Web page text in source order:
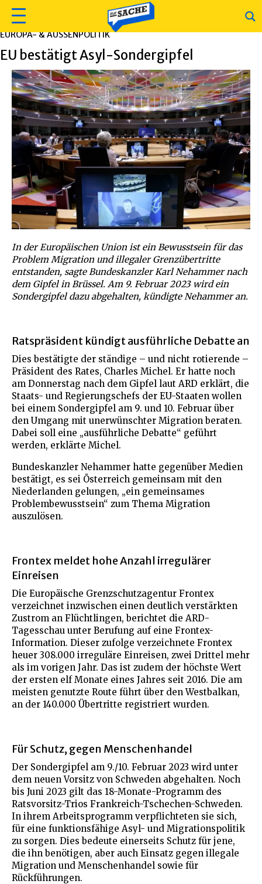
EUROPA- & AUSSENPOLITIK
EU bestätigt Asyl-Sondergipfel
In der Europäischen Union ist ein Bewusstsein für das
Problem Migration und illegaler Grenzübertritte
entstanden, sagte Bundeskanzler Karl Nehammer nach
dem Gipfel in Brüssel. Am 9. Februar 2023 wird ein
Sondergipfel dazu abgehalten, kündigte Nehammer an.
Ratspräsident kündigt ausführliche Debatte an
Dies bestätigte der ständige – und nicht rotierende –
Präsident des Rates, Charles Michel. Er hatte noch
am Donnerstag nach dem Gipfel laut ARD erklärt, die
Staats- und Regierungschefs der EU-Staaten wollen
bei einem Sondergipfel am 9. und 10. Februar über
den Umgang mit unerwünschter Migration beraten.
Dabei soll eine „ausführliche Debatte“ geführt
werden, erklärte Michel.
Bundeskanzler Nehammer hatte gegenüber Medien
bestätigt, es sei Österreich gemeinsam mit den
Niederlanden gelungen, „ein gemeinsames
Problembewusstsein“ zum Thema Migration
auszulösen.
Frontex meldet hohe Anzahl irregulärer
Einreisen
Die Europäische Grenzschutzagentur Frontex
verzeichnet inzwischen einen deutlich verstärkten
Zustrom an Flüchtlingen, berichtet die ARD-
Tagesschau unter Berufung auf eine Frontex-
Information. Dieser zufolge verzeichnete Frontex
heuer 308.000 irreguläre Einreisen, zwei Drittel mehr
als im vorigen Jahr. Das ist zudem der höchste Wert
der ersten elf Monate eines Jahres seit 2016. Die am
meisten genutzte Route führt über den Westbalkan,
an der 140.000 Übertritte registriert wurden.
Für Schutz, gegen Menschenhandel
Der Sondergipfel am 9./10. Februar 2023 wird unter
dem neuen Vorsitz von Schweden abgehalten. Noch
bis Juni 2023 gilt das 18-Monate-Programm des
Ratsvorsitz-Trios Frankreich-Tschechen-Schweden.
In ihrem Arbeitsprogramm verpflichteten sie sich,
für eine funktionsfähige Asyl- und Migrationspolitik
zu sorgen. Dies bedeute einerseits Schutz für jene,
die ihn benötigen, aber auch Einsatz gegen illegale
Migration und Menschenhandel sowie für
Rückführungen.